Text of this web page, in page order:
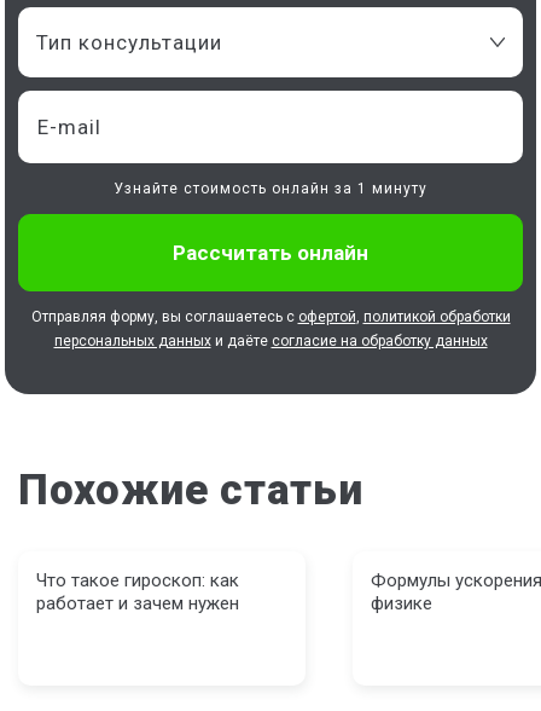
Тип консультации
Узнайте стоимость онлайн за 1 минуту
Отправляя форму, вы соглашаетесь с офертой, политикой обработки
персональных данныхи даёте согласие на обработку данных
Похожие статьи
Что такое гироскоп: как
работает и зачем нужен
Формулы
физике